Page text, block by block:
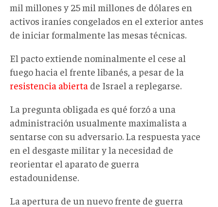
mil millones y 25 mil millones de dólares en
activos iraníes congelados en el exterior antes
de iniciar formalmente las mesas técnicas.
El pacto extiende nominalmente el cese al
fuego hacia el frente libanés, a pesar de la
resistencia abierta de Israel a replegarse.
La pregunta obligada es qué forzó a una
administración usualmente maximalista a
sentarse con su adversario. La respuesta yace
en el desgaste militar y la necesidad de
reorientar el aparato de guerra
estadounidense.
La apertura de un nuevo frente de guerra